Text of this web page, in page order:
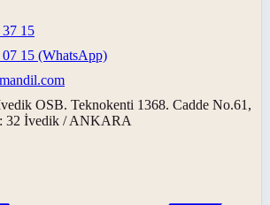
15
15 (WhatsApp)
OSB. Teknokenti 1368. Cadde No.61,
32 İvedik / ANKARA